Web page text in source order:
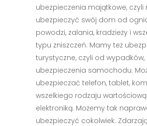
ubezpieczenia majątkowe, czyli
ubezpieczyć swój dom od
powodzi, zalania, kradzieży i
typu zniszczeń. Mamy też
turystyczne, czyli od
ubezpieczenia samochodu.
ubezpieczać telefon, tablet,
wszelkiego rodzaju wartościową
elektroniką. Możemy tak
ubezpieczyć cokolwiek.